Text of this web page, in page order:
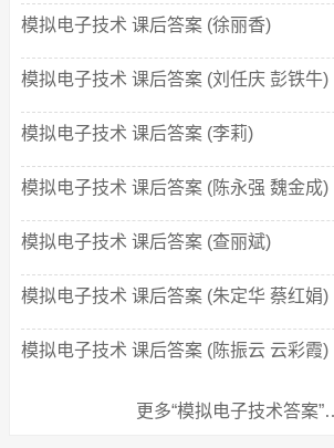
模拟电子技术 课后答案 (徐丽香)
模拟电子技术 课后答案 (刘任庆 彭铁牛)
模拟电子技术 课后答案 (李莉)
模拟电子技术 课后答案 (陈永强 魏金成)
模拟电子技术 课后答案 (查丽斌)
模拟电子技术 课后答案 (朱定华 蔡红娟)
模拟电子技术 课后答案 (陈振云 云彩霞)
更多“模拟电子技术答案